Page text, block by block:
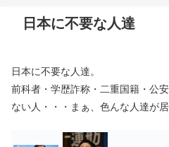
日本に不要な人達
日本に不要な人達。
前科者・学歴詐称・二重国籍・公
ない人・・・まぁ、色んな人達が居